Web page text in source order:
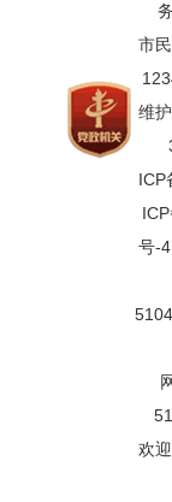
市
维
ICP
号-4
欢